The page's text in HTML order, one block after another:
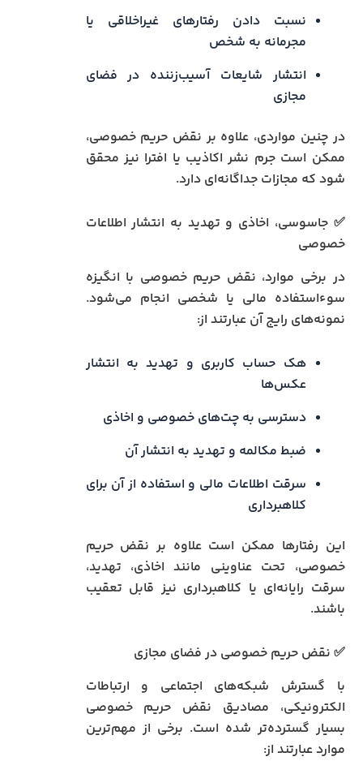
نسبت دادن رفتارهای غیراخلاقی یا
مجرمانه به شخص
انتشار شایعات آسیب‌زننده در فضای
مجازی
در چنین مواردی، علاوه بر نقض حریم خصوصی،
ممکن است جرم نشر اکاذیب یا افترا نیز محقق
شود که مجازات جداگانه‌ای دارد.
✅ جاسوسی، اخاذی و تهدید به انتشار اطلاعات
خصوصی
در برخی موارد، نقض حریم خصوصی با انگیزه
سوءاستفاده مالی یا شخصی انجام می‌شود.
نمونه‌های رایج آن عبارتند از:
هک حساب کاربری و تهدید به انتشار
عکس‌ها
دسترسی به چت‌های خصوصی و اخاذی
ضبط مکالمه و تهدید به انتشار آن
سرقت اطلاعات مالی و استفاده از آن برای
کلاهبرداری
این رفتارها ممکن است علاوه بر نقض حریم
خصوصی، تحت عناوینی مانند اخاذی، تهدید،
سرقت رایانه‌ای یا کلاهبرداری نیز قابل تعقیب
باشند.
✅ نقض حریم خصوصی در فضای مجازی
با گسترش شبکه‌های اجتماعی و ارتباطات
الکترونیکی، مصادیق نقض حریم خصوصی
بسیار گسترده‌تر شده است. برخی از مهم‌ترین
موارد عبارتند از: